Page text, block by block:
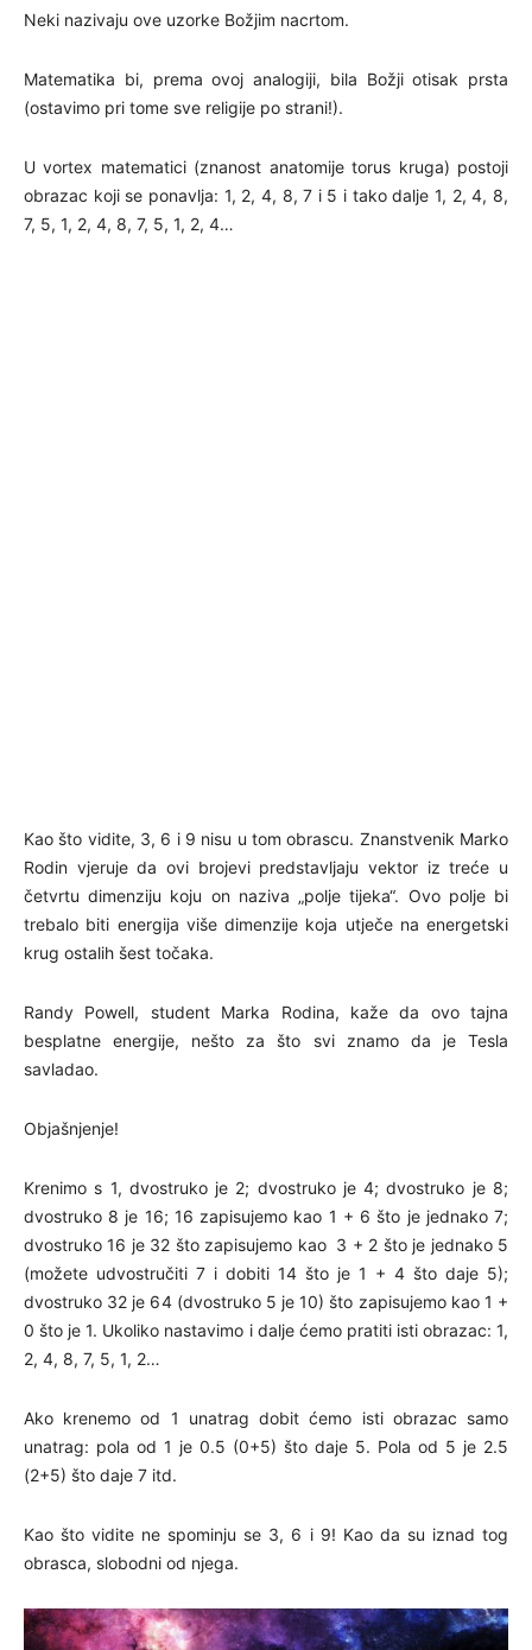
Neki nazivaju ove uzorke Božjim nacrtom.
Matematika bi, prema ovoj analogiji, bila Božji otisak prsta
(ostavimo pri tome sve religije po strani!).
U vortex matematici (znanost anatomije torus kruga) postoji
obrazac koji se ponavlja: 1, 2, 4, 8, 7 i 5 i tako dalje 1, 2, 4, 8,
7, 5, 1, 2, 4, 8, 7, 5, 1, 2, 4…
Kao što vidite, 3, 6 i 9 nisu u tom obrascu. Znanstvenik Marko
Rodin vjeruje da ovi brojevi predstavljaju vektor iz treće u
četvrtu dimenziju koju on naziva „polje tijeka“. Ovo polje bi
trebalo biti energija više dimenzije koja utječe na energetski
krug ostalih šest točaka.
Randy Powell, student Marka Rodina, kaže da ovo tajna
besplatne energije, nešto za što svi znamo da je Tesla
savladao.
Objašnjenje!
Krenimo s 1, dvostruko je 2; dvostruko je 4; dvostruko je 8;
dvostruko 8 je 16; 16 zapisujemo kao 1 + 6 što je jednako 7;
dvostruko 16 je 32 što zapisujemo kao 3 + 2 što je jednako 5
(možete udvostručiti 7 i dobiti 14 što je 1 + 4 što daje 5);
dvostruko 32 je 64 (dvostruko 5 je 10) što zapisujemo kao 1 +
0 što je 1. Ukoliko nastavimo i dalje ćemo pratiti isti obrazac: 1,
2, 4, 8, 7, 5, 1, 2…
Ako krenemo od 1 unatrag dobit ćemo isti obrazac samo
unatrag: pola od 1 je 0.5 (0+5) što daje 5. Pola od 5 je 2.5
(2+5) što daje 7 itd.
Kao što vidite ne spominju se 3, 6 i 9! Kao da su iznad tog
obrasca, slobodni od njega.